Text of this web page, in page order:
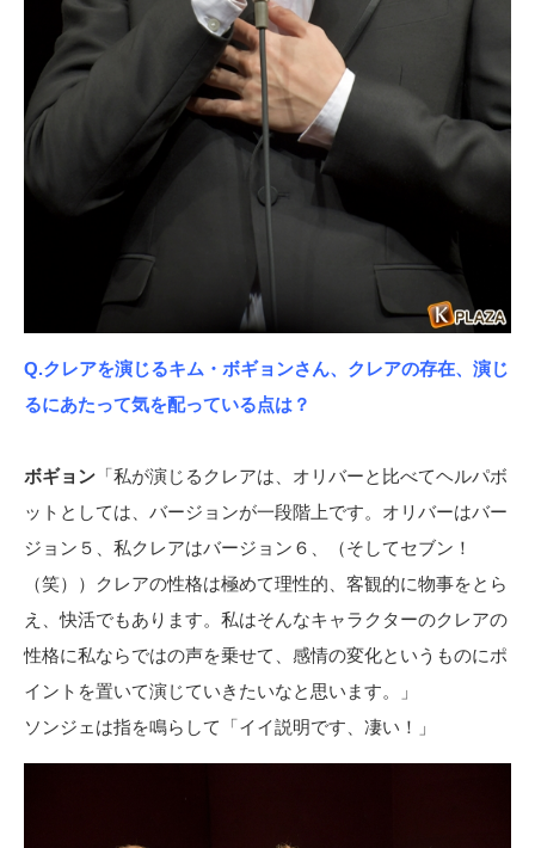
Q.クレアを演じるキム・ボギョンさん、クレアの存在、演じ
るにあたって気を配っている点は？
ボギョン 「私が演じるクレアは、オリバーと比べてヘルパボ
ットとしては、バージョンが一段階上です。オリバーはバー
ジョン５、私クレアはバージョン６、（そしてセブン！
（笑））クレアの性格は極めて理性的、客観的に物事をとら
え、快活でもあります。私はそんなキャラクターのクレアの
性格に私ならではの声を乗せて、感情の変化というものにポ
イントを置いて演じていきたいなと思います。」
ソンジェは指を鳴らして「イイ説明です、凄い！」